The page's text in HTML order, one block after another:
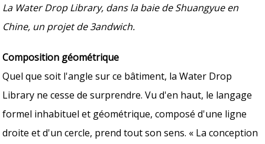
La Water Drop Library, dans la baie de Shuangyue en
Chine, un projet de 3andwich.
Composition géométrique
Quel que soit l'angle sur ce bâtiment, la Water Drop
Library ne cesse de surprendre. Vu d'en haut, le langage
formel inhabituel et géométrique, composé d'une ligne
droite et d'un cercle, prend tout son sens. « La conception